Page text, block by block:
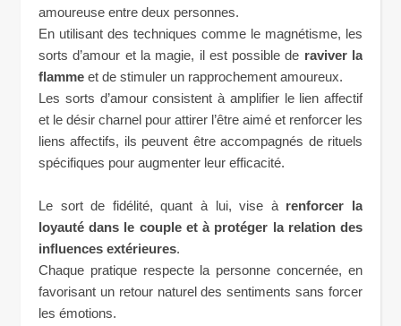
amoureuse entre deux personnes.
En utilisant des techniques comme le magnétisme, les
sorts d’amour et la magie, il est possible de raviver la
flamme et de stimuler un rapprochement amoureux.
Les sorts d’amour consistent à amplifier le lien affectif
et le désir charnel pour attirer l’être aimé et renforcer les
liens affectifs, ils peuvent être accompagnés de rituels
spécifiques pour augmenter leur efficacité.
Le sort de fidélité, quant à lui, vise à renforcer la
loyauté dans le couple et à protéger la relation des
influences extérieures.
Chaque pratique respecte la personne concernée, en
favorisant un retour naturel des sentiments sans forcer
les émotions.